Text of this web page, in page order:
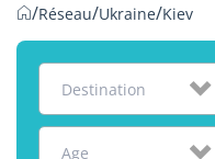
/Réseau/Ukraine/Kiev
Destination
Age